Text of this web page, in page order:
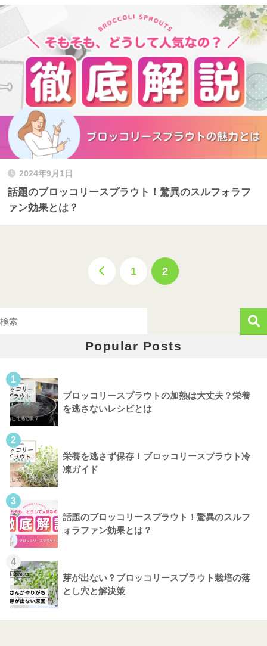
2024年9月1日
話題のブロッコリースプラウト！驚異のスルフォラフ
ァン効果とは？
1 2
Popular Posts
1
ブロッコリースプラウトの加熱は大丈夫？栄養
を逃さないレシピとは
2
栄養を逃さず保存！ブロッコリースプラウト冷
凍ガイド
3
話題のブロッコリースプラウト！驚異のスルフ
ォラファン効果とは？
4
芽が出ない？ブロッコリースプラウト栽培の落
とし穴と解決策